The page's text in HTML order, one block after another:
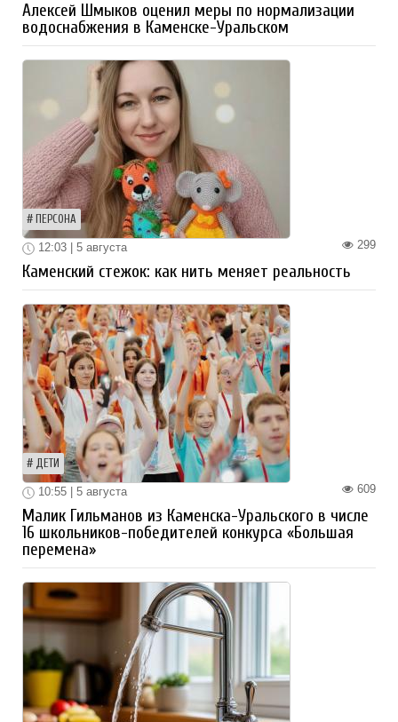
Алексей Шмыков оценил меры по нормализации
водоснабжения в Каменске-Уральском
ПЕРСОНА
299
12:03 | 5 августа
Каменский стежок: как нить меняет реальность
ДЕТИ
609
10:55 | 5 августа
Малик Гильманов из Каменска-Уральского в числе
16 школьников-победителей конкурса «Большая
перемена»